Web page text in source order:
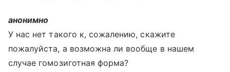
анонимно
У нас нет такого к, сожалению, скажите
пожалуйста, а возможна ли вообще в нашем
случае гомозиготная форма?